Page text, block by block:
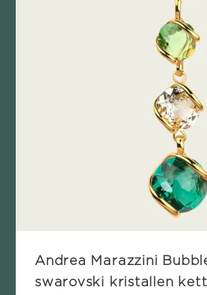
Andrea Marazzini
swarovski kristallen